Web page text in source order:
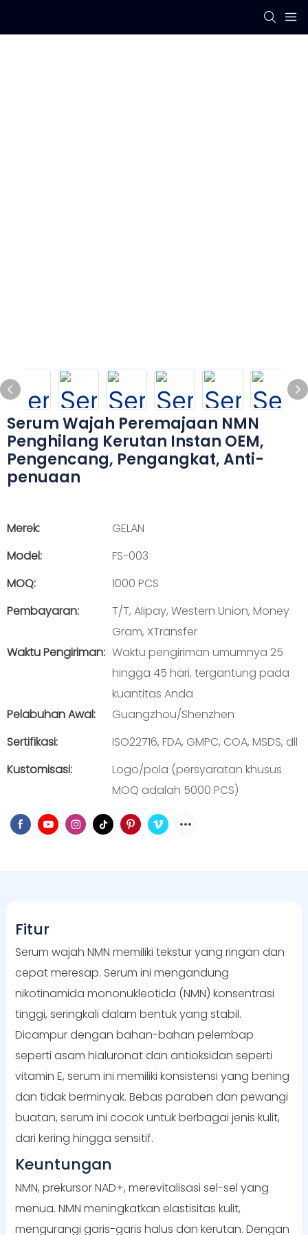
Serum Wajah Peremajaan NMN
Penghilang Kerutan Instan OEM,
Pengencang, Pengangkat, Anti-
penuaan
Merek:
GELAN
Model:
FS-003
MOQ:
1000 PCS
Pembayaran:
T/T, Alipay, Western Union, Money
Gram, XTransfer
Waktu Pengiriman: Waktu pengiriman umumnya 25
hingga 45 hari, tergantung pada
kuantitas Anda
Pelabuhan Awal:
Guangzhou/Shenzhen
Sertifikasi:
ISO22716, FDA, GMPC, COA, MSDS, dll
Kustomisasi:
Logo/pola (persyaratan khusus
MOQ adalah 5000 PCS)
Fitur
Serum wajah NMN memiliki tekstur yang ringan dan
cepat meresap. Serum ini mengandung
nikotinamida mononukleotida (NMN) konsentrasi
tinggi, seringkali dalam bentuk yang stabil.
Dicampur dengan bahan-bahan pelembap
seperti asam hialuronat dan antioksidan seperti
vitamin E, serum ini memiliki konsistensi yang bening
dan tidak berminyak. Bebas paraben dan pewangi
buatan, serum ini cocok untuk berbagai jenis kulit,
dari kering hingga sensitif.
Keuntungan
NMN, prekursor NAD+, merevitalisasi sel-sel yang
menua. NMN meningkatkan elastisitas kulit,
mengurangi garis-garis halus dan kerutan. Dengan